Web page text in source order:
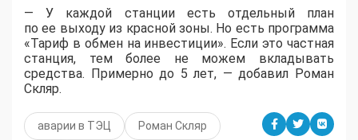
— У каждой станции есть отдельный план
по ее выходу из красной зоны. Но есть программа
«Тариф в обмен на инвестиции». Если это частная
станция, тем более не можем вкладывать
средства. Примерно до 5 лет, — добавил Роман
Скляр.
аварии в ТЭЦ Роман Скляр